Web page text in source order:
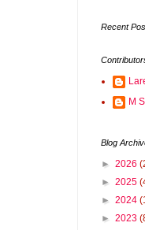
Recent
M
Blog
► 2026
► 2025
► 2024
► 2023